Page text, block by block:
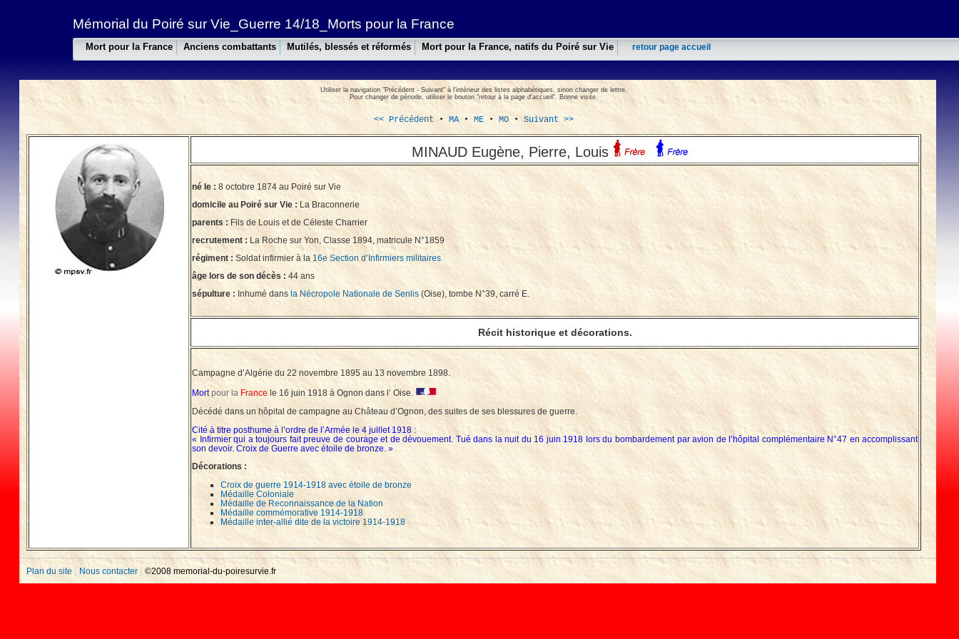
Mémorial du Poiré sur Vie_Guerre 14/18_Morts pour la France
Mort pour la France Anciens combattants Mutilés, blessés et réformés Mort pour la France, natifs du Poiré sur Vie retour page accueil
Utiliser la navigation "Précédent - Suivant" à l'intérieur des listes alphabétiques, sinon changer de lettre.
Pour changer de période, utiliser le bouton "retour à la page d'accueil". Bonne visite.
<< Précédent•MA•ME •MO •Suivant >>
MINAUD Eugène, Pierre, Louis
né le :8 octobre 1874 au Poiré sur Vie
domicile au Poiré sur Vie : La Braconnerie
parents :Fils de Louis et de Céleste Charrier
recrutement : La Roche sur Yon, Classe 1894, matricule N°1859
régiment :Soldat infirmier à la 16e Section d’Infirmiers militaires
âge lors de son décès : 44 ans
sépulture : Inhumé dans la Nécropole Nationale de Senlis (Oise), tombe N°39, carré E.
Récit historique et décorations.
Campagne d’Algérie du 22 novembre 1895 au 13 novembre 1898.
Mort pour la France le 16 juin 1918 à Ognon dans l’ Oise.
Décédé dans un hôpital de campagne au Château d’Ognon, des suites de ses blessures de guerre.
Cité à titre posthume à l’ordre de l’Armée le 4 juillet 1918 :
« Infirmier qui a toujours fait preuve de courage et de dévouement. Tué dans la nuit du 16 juin 1918 lors du bombardement par avion de l’hôpital complémentaire N°47 en accomplissant
son devoir. Croix de Guerre avec étoile de bronze. »
Décorations :
Croix de guerre 1914-1918 avec étoile de bronze
Médaille Coloniale
Médaille de Reconnaissance de la Nation
Médaille commémorative 1914-1918
Médaille inter-allié dite de la victoire 1914-1918
Plan du site Nous contacter| ©2008 memorial-du-poiresurvie.fr